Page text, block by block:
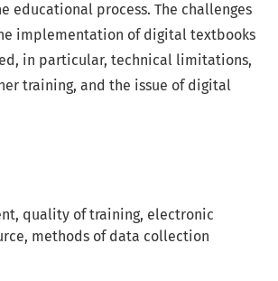
quality of training, electronic
methods of data collection
educational process. The challenges
implementation of digital textbooks
in particular, technical limitations,
training, and the issue of digital